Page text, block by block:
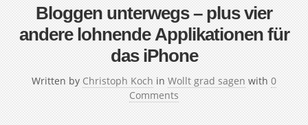
Bloggen unterwegs – plus vier
andere lohnende Applikationen für
das iPhone
Written by Christoph Koch in Wollt grad sagen with 0
Comments